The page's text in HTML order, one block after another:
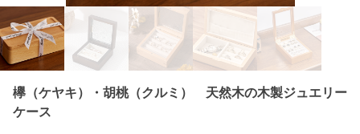
欅（ケヤキ）・胡桃（クルミ） 天然木の木製ジュエリー
ケース